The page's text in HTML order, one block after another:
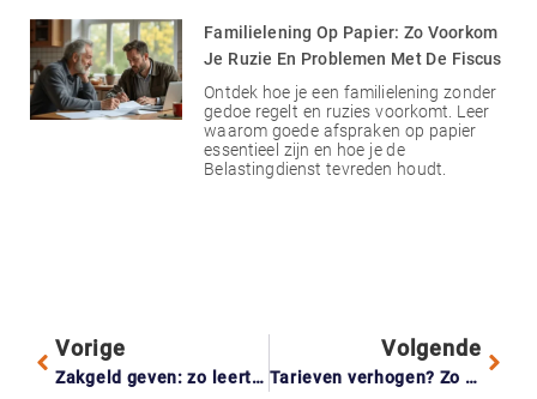
Familielening Op Papier: Zo Voorkom
Je Ruzie En Problemen Met De Fiscus
Ontdek hoe je een familielening zonder
gedoe regelt en ruzies voorkomt. Leer
waarom goede afspraken op papier
essentieel zijn en hoe je de
Belastingdienst tevreden houdt.
Vorige
Zakgeld geven: zo leert je kind spelenderwijs met geld omgaan
Volgende
Tarieven verhogen? Zo blijf je klanten houden én krijg je er betere bij